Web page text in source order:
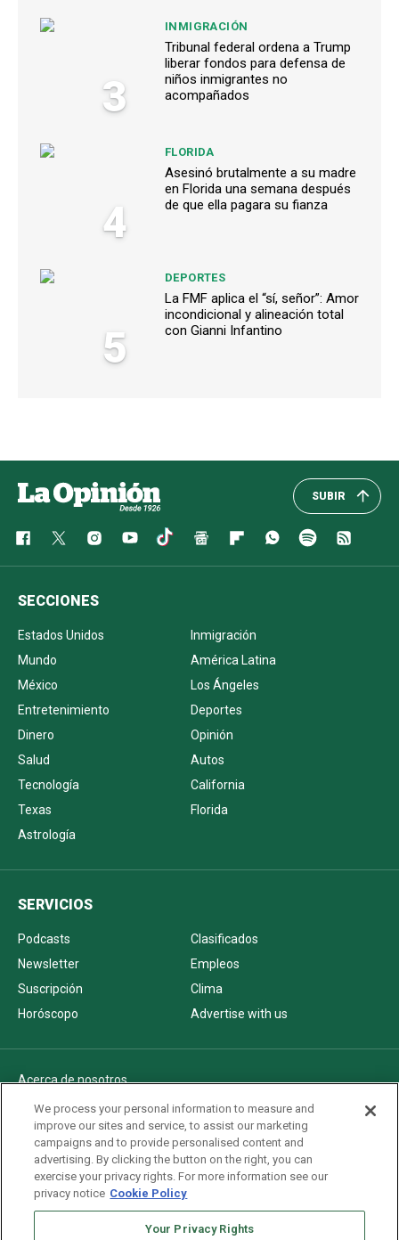
3
INMIGRACIÓN
Tribunal federal ordena a Trump
liberar fondos para defensa de
niños inmigrantes no
acompañados
4
FLORIDA
Asesinó brutalmente a su madre
en Florida una semana después
de que ella pagara su fianza
5
DEPORTES
La FMF aplica el “sí, señor”: Amor
incondicional y alineación total
con Gianni Infantino
SUBIR
SECCIONES
Estados Unidos
Inmigración
Mundo
América Latina
México
Los Ángeles
Entretenimiento
Deportes
Dinero
Opinión
Salud
Autos
Tecnología
California
Texas
Florida
Astrología
SERVICIOS
Podcasts
Clasificados
Newsletter
Empleos
Suscripción
Clima
Horóscopo
Advertise with us
Acerca de nosotros
Politica de privacidad
Pautas Editoriales
AdChoices
Advertise with us
Newsletters
We process your personal information to measure and
improve our sites and service, to assist our marketing
campaigns and to provide personalised content and
advertising. By clicking the button on the right, you can
exercise your privacy rights. For more information see our
privacy notice Cookie Policy
Your Privacy Rights